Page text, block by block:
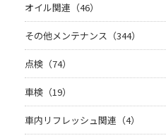
オイル関連（46）
その他メンテナンス（344）
点検（74）
車検（19）
車内リフレッシュ関連（4）